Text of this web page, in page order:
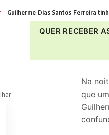
Guilherme Dias Santos Ferreira
QUER RECEBER
Na
que